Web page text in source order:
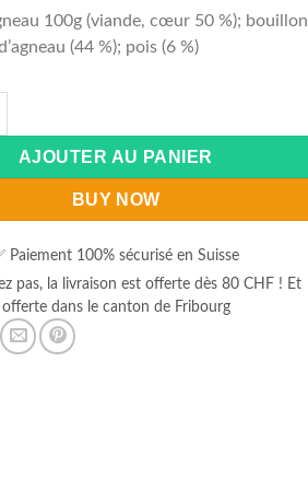
100g (viande, cœur 50 %); bouillon
(44 %); pois (6 %)
AJOUTER AU PANIER
BUY NOW
Paiement 100% sécurisé en Suisse
pas, la livraison est offerte dès 80 CHF ! Et
offerte dans le canton de Fribourg